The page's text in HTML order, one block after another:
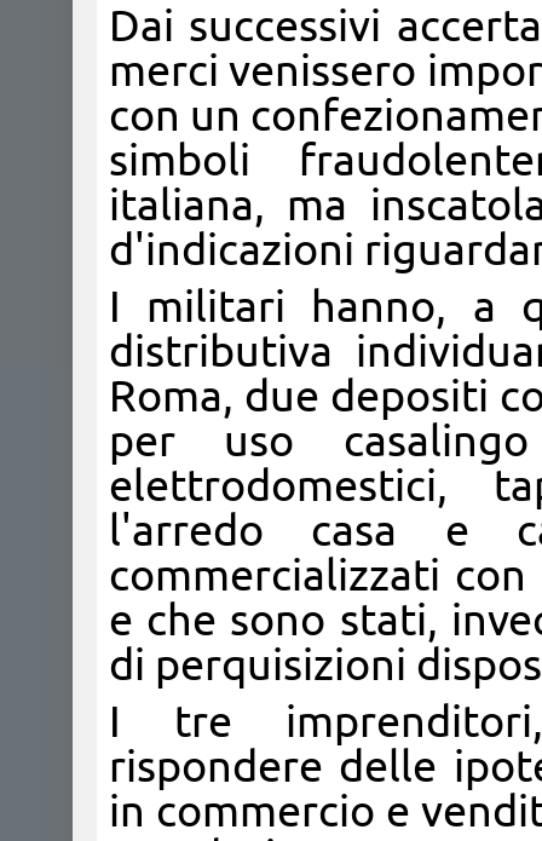
Dai successivi
merci venissero
con un
simboli
italiana, ma
d'indicazioni
I militari hanno, a
distributiva
Roma, due depositi
per uso
elettrodomestici,
l'arredo casa e
commercializzati
e che sono stati,
di perquisizioni
I tre
rispondere delle
in commercio e